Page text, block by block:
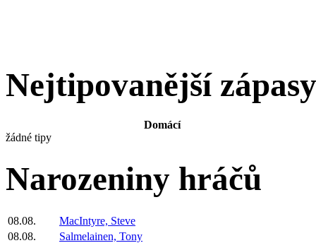
Nejtipovanější zápasy
Domácí
žádné tipy
Narozeniny hráčů
08.08.
MacIntyre, Steve
08.08.
Salmelainen, Tony